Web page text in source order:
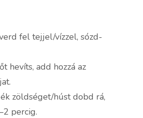
fel tejjel/vízzel, sózd-
hevíts, add hozzá az
zöldséget/húst dobd rá,
percig.